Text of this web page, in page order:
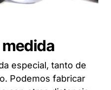
especial, tanto de
Podemos fabricar